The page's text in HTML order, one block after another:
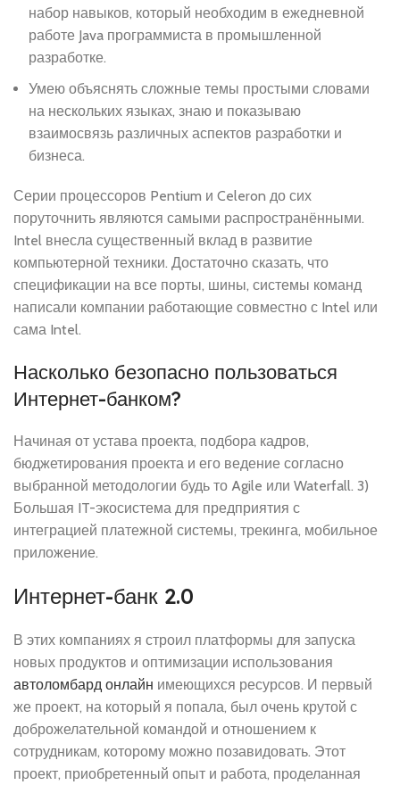
набор навыков, который необходим в ежедневной
работе Java программиста в промышленной
разработке.
Умею объяснять сложные темы простыми словами
на нескольких языках, знаю и показываю
взаимосвязь различных аспектов разработки и
бизнеса.
Серии процессоров Pentium и Celeron до сих
поруточнить являются самыми распространёнными.
Intel внесла существенный вклад в развитие
компьютерной техники. Достаточно сказать, что
спецификации на все порты, шины, системы команд
написали компании работающие совместно с Intel или
сама Intel.
Насколько безопасно пользоваться
Интернет-банком?
Начиная от устава проекта, подбора кадров,
бюджетирования проекта и его ведение согласно
выбранной методологии будь то Agile или Waterfall. 3)
Большая IT-экосистема для предприятия с
интеграцией платежной системы, трекинга, мобильное
приложение.
Интернет-банк 2.0
В этих компаниях я строил платформы для запуска
новых продуктов и оптимизации использования
автоломбард онлайн имеющихся ресурсов. И первый
же проект, на который я попала, был очень крутой с
доброжелательной командой и отношением к
сотрудникам, которому можно позавидовать. Этот
проект, приобретенный опыт и работа, проделанная